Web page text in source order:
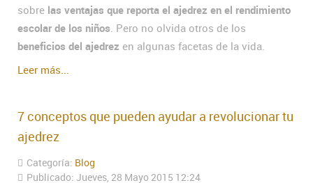
sobre las ventajas que reporta el ajedrez en el rendimiento
escolar de los niños. Pero no olvida otros de los
beneficios del ajedrez en algunas facetas de la vida.
Leer más...
7 conceptos que pueden ayudar a revolucionar tu
ajedrez
Categoría: Blog
Publicado: Jueves, 28 Mayo 2015 12:24